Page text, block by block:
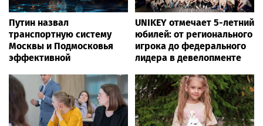
Путин назвал
транспортную систему
Москвы и Подмосковья
эффективной
UNIKEY отмечает 5-летний
юбилей: от регионального
игрока до федерального
лидера в девелопменте